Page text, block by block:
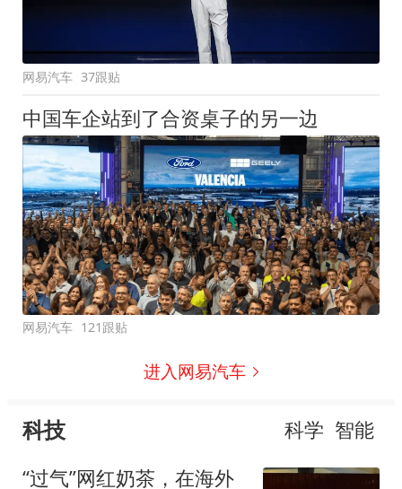
网易汽车 37跟贴
中国车企站到了合资桌子的另一边
网易汽车 121跟贴
进入网易汽车
科技 科学 智能
“过气”网红奶茶，在海外